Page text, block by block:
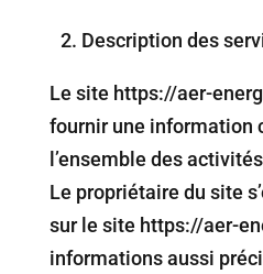
2.⁠ ⁠Description des
Le site https://aer-
fournir une information
l’ensemble des
Le propriétaire du site
sur le site https://aer-
informations aussi